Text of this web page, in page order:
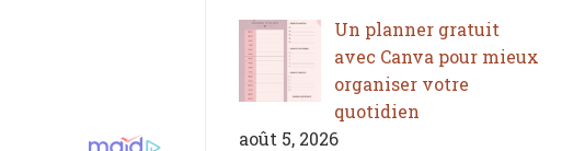
Un planner gratuit
avec Canva pour mieux
organiser votre
quotidien
août 5, 2026